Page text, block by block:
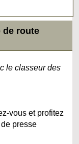
de route
le classeur des
vous et profitez
presse